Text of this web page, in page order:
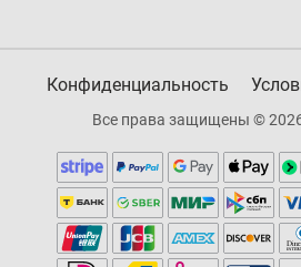
Конфиденциальность
Все права защищены © 2026